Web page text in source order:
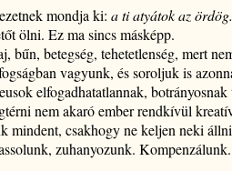
mondja ki: a ti atyátok az ördög.
ölni. Ez ma sincs másképp.
bűn, betegség, tehetetlenség, mert
vagyunk, és soroljuk is
elfogadhatatlannak,
nem akaró ember rendkívül
mindent, csakhogy ne keljen neki
zuhanyozunk. Kompenzálunk.